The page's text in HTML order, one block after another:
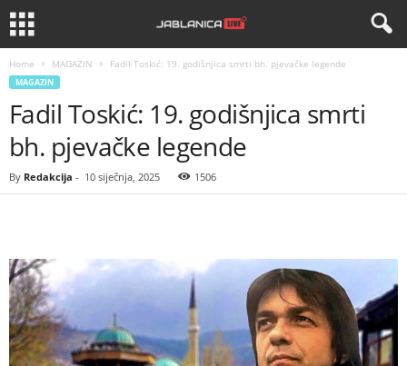
Home MAGAZIN Fadil Toskić: 19. godišnjica smrti bh. pjevačke legende
MAGAZIN
Fadil Toskić: 19. godišnjica smrti
bh. pjevačke legende
By Redakcija - 10 siječnja, 2025 1506